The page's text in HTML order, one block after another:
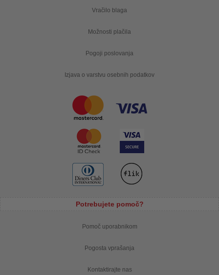
Vračilo blaga
Možnosti plačila
Pogoji poslovanja
Izjava o varstvu osebnih podatkov
Potrebujete pomoč?
Pomoč uporabnikom
Pogosta vprašanja
Kontaktirajte nas